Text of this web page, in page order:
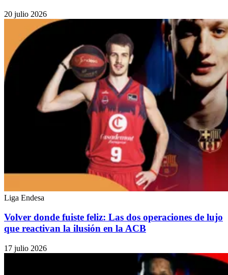
20 julio 2026
Liga Endesa
Volver donde fuiste feliz: Las dos operaciones de lujo
que reactivan la ilusión en la ACB
17 julio 2026